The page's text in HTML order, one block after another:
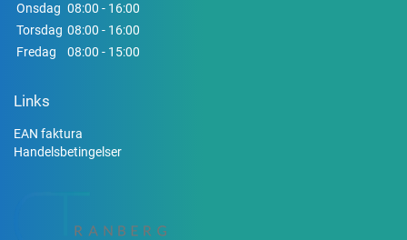
Onsdag 08:00 - 16:00
Torsdag 08:00 - 16:00
Fredag
08:00 - 15:00
Links
EAN faktura
Handelsbetingelser